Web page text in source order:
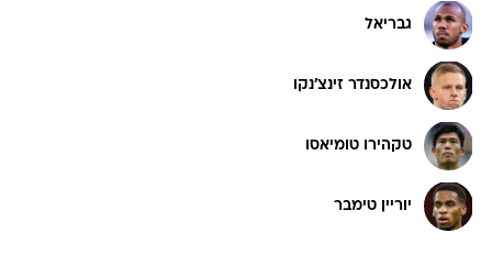
גבריאל
אולכסנדר זינצ'נקו
טקהירו טומיאסו
יוריין טימבר